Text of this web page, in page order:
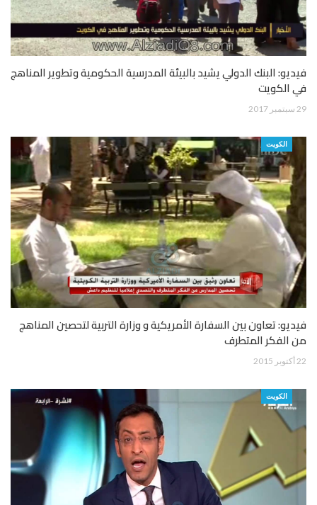
فيديو: البنك الدولي يشيد بالبيئة المدرسية الحكومية وتطوير المناهج
في الكويت
29 سبتمبر 2017
الكويت
فيديو: تعاون بين السفارة الأمريكية و وزارة التربية لتحصين المناهج
من الفكر المتطرف
22 أكتوبر 2015
الكويت